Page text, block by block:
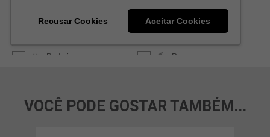
VOCÊ PODE GOSTAR TAMBÉM...